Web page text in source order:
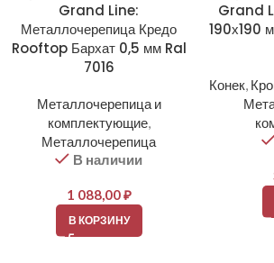
Grand Line:
Металлочерепица Кредо
Rooftop Бархат 0,5 мм Ral
7016
Металлочерепица и
комплектующие,
Металлочерепица
В наличии
1 088,00₽
В КОРЗИНУ
Grand
190х190
Конек,